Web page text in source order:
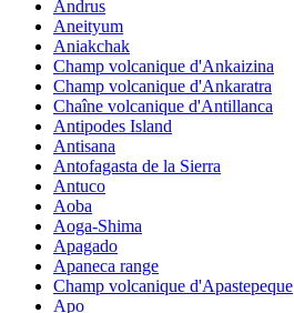
Andrus
Aneityum
Aniakchak
Champ volcanique d'Ankaizina
Champ volcanique d'Ankaratra
Chaîne volcanique d'Antillanca
Antipodes Island
Antisana
Antofagasta de la Sierra
Antuco
Aoba
Aoga-Shima
Apagado
Apaneca range
Champ volcanique d'Apastepeque
Apo